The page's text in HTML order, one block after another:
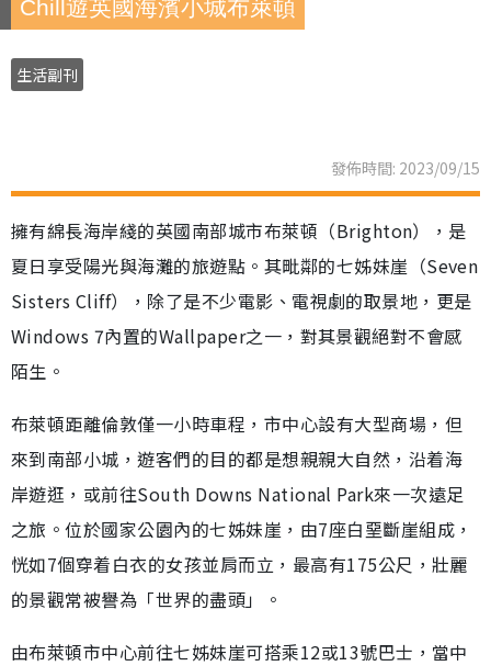
Chill遊英國海濱小城布萊頓
生活副刊
發佈時間: 2023/09/15
擁有綿長海岸綫的英國南部城市布萊頓（Brighton），是
夏日享受陽光與海灘的旅遊點。其毗鄰的七姊妹崖（Seven
Sisters Cliff），除了是不少電影、電視劇的取景地，更是
Windows 7內置的Wallpaper之一，對其景觀絕對不會感
陌生。
布萊頓距離倫敦僅一小時車程，市中心設有大型商場，但
來到南部小城，遊客們的目的都是想親親大自然，沿着海
岸遊逛，或前往South Downs National Park來一次遠足
之旅。位於國家公園內的七姊妹崖，由7座白堊斷崖組成，
恍如7個穿着白衣的女孩並肩而立，最高有175公尺，壯麗
的景觀常被譽為「世界的盡頭」。
由布萊頓市中心前往七姊妹崖可搭乘12或13號巴士，當中